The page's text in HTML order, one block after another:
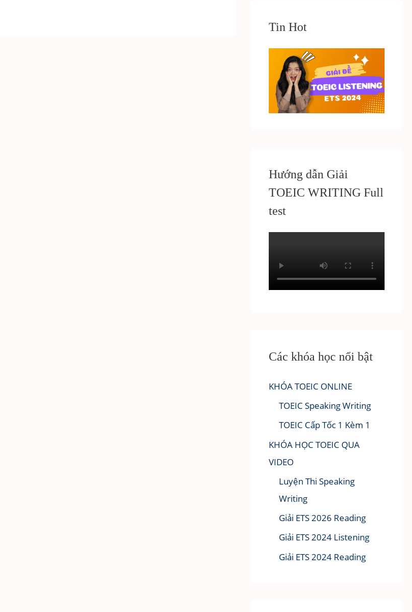
Tin Hot
Hướng dẫn Giải
TOEIC WRITING Full
test
Các khóa học nổi bật
KHÓA TOEIC ONLINE
TOEIC Speaking Writing
TOEIC Cấp Tốc 1 Kèm 1
KHÓA HỌC TOEIC QUA
VIDEO
Luyện Thi Speaking
Writing
Giải ETS 2026 Reading
Giải ETS 2024 Listening
Giải ETS 2024 Reading